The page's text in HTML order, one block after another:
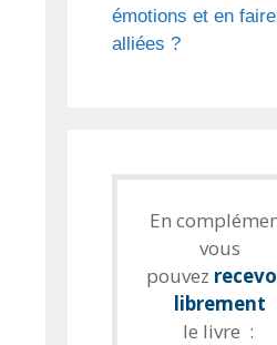
émotions et en
alliées ?
En
vous
pouvez
librement
le livre :